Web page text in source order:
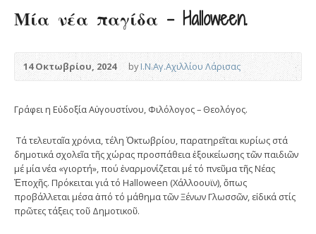
Μία νέα παγίδα – Halloween.
14 Οκτωβρίου, 2024 byΙ.Ν.Αγ.Αχιλλίου Λάρισας
Γράφει η Εὐδοξία Αὐγουστίνου, Φιλόλογος – Θεολόγος.
Τά τελευταῖα χρόνια, τέλη Ὀκτωβρί­ου, παρατηρεῖται κυρίως στά
δημοτικά σχολεῖα τῆς χώρας προσπάθεια ἐξοικεί­ωσης τῶν παιδιῶν
μέ μία νέα «γιορ­τή», πού ἐναρμονίζεται μέ τό πνεῦ­μα τῆς Νέας
Ἐποχῆς. Πρόκειται γιά τό Halloween (Χάλλοουϊν), ὅπως
προβάλλεται μέ­σα ἀπό τό μάθημα τῶν Ξένων Γλωσσῶν, εἰδικά στίς
πρῶτες τάξεις τοῦ Δη­μο­τι­κοῦ.